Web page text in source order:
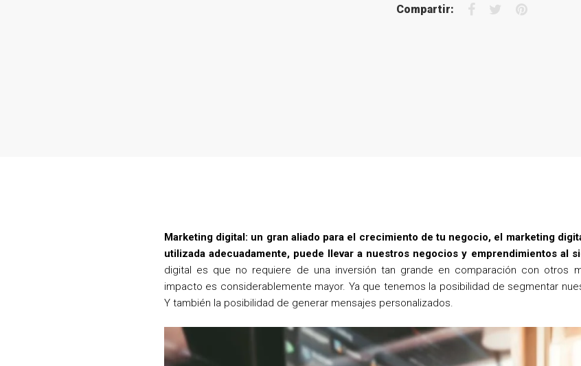
Compartir:
P
Marketing digital: un gran aliado para el crecimiento de tu negocio, el marketing
utilizada adecuadamente, puede llevar a nuestros negocios y emprendimientos al
digital es que no requiere de una inversión tan grande en comparación con otros
impacto es considerablemente mayor. Ya que tenemos la posibilidad de segmentar
Y también la posibilidad de generar mensajes personalizados.